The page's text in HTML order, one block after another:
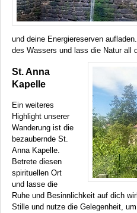
und deine Energiereserven
des Wassers und lass die Natur all
St. Anna
Kapelle
Ein weiteres
Highlight unserer
Wanderung ist die
bezaubernde St.
Anna Kapelle.
Betrete diesen
spirituellen Ort
und lasse die
Ruhe und Besinnlichkeit auf dich
Stille und nutze die Gelegenheit,